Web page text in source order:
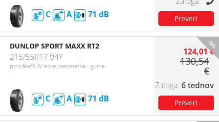
C A 71
-5%
DUNLOP SPORT MAXX RT2
215/55R17 94Y
potniške/SUV letne pnevmatike - gume
C A 71
124,01 €
130,54
€
6 tednov